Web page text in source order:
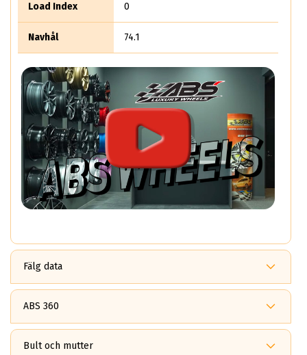
Load Index 0
Navhål 74.1
Fälg data
ABS 360
Fördelar med ABS360?
ABS 360
Bult och mutter